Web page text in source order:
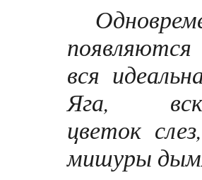
вся
Яга,
цветок
мишуры